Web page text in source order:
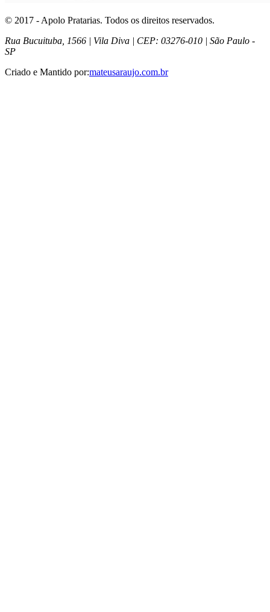
© 2017 - Apolo Pratarias. Todos os direitos reservados.
Rua Bucuituba, 1566 | Vila Diva | CEP: 03276-010 | São Paulo -
SP
Criado e Mantido por:mateusaraujo.com.br